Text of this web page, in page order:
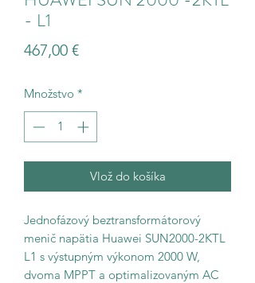
- L1
467,00 €Price
Množstvo *
Vlož do košíka
Jednofázový beztransformátorový
menič napätia Huawei SUN2000-2KTL
L1 s výstupným výkonom 2000 W,
dvoma MPPT a optimalizovaným AC